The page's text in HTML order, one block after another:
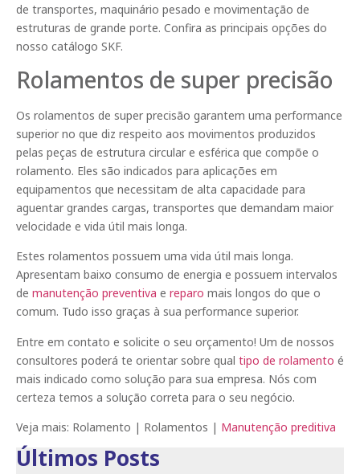
de transportes, maquinário pesado e movimentação de
estruturas de grande porte. Confira as principais opções do
nosso catálogo SKF.
Rolamentos de super precisão
Os rolamentos de super precisão garantem uma performance
superior no que diz respeito aos movimentos produzidos
pelas peças de estrutura circular e esférica que compõe o
rolamento. Eles são indicados para aplicações em
equipamentos que necessitam de alta capacidade para
aguentar grandes cargas, transportes que demandam maior
velocidade e vida útil mais longa.
Estes rolamentos possuem uma vida útil mais longa.
Apresentam baixo consumo de energia e possuem intervalos
de manutenção preventiva e reparo mais longos do que o
comum. Tudo isso graças à sua performance superior.
Entre em contato e solicite o seu orçamento! Um de nossos
consultores poderá te orientar sobre qual tipo de rolamento é
mais indicado como solução para sua empresa. Nós com
certeza temos a solução correta para o seu negócio.
Veja mais: Rolamento | Rolamentos | Manutenção preditiva
Últimos Posts